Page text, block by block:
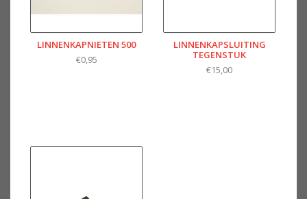
LINNENKAPNIETEN 500
€0,95
LINNENKAPSLUITING
TEGENSTUK
€15,00